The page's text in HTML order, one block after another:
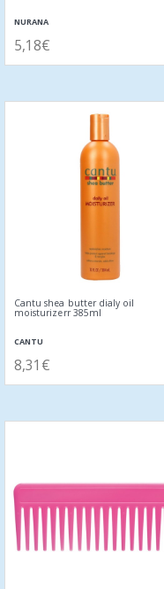
NURANA
5,18€
Cantu shea butter dialy oil
moisturizerr 385ml
CANTU
8,31€